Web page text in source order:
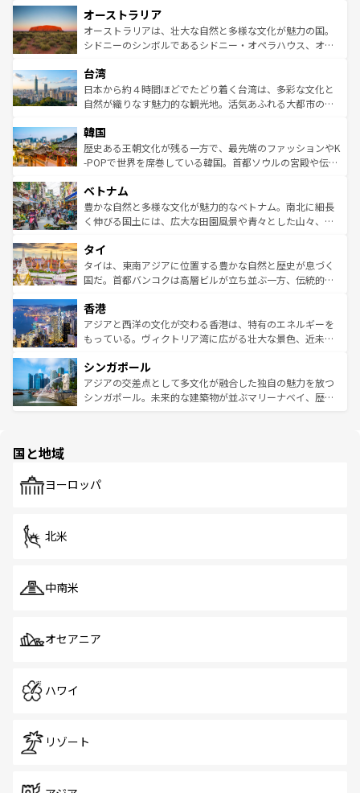
部のニューオーリンズでは、音楽と美食が融合した独特の
文化が魅力。旅行者はアメリカの各地域で異なる魅力を楽
しみながら、その多様性と豊かな歴史を感じることができ
ならではの贅沢な旅のスタイルだ。 なお、新着のアメリカ
情報はコンテンツ一覧を参照してほしい。
ワイ島は見逃せない。また、定番の観光地といえばオアフ
島だが、静かな自然を求めるならマウイ島やカウアイ島が
おすすめ。エメラルドグリーンに輝く海をはじめ、豊かな
れるおもてなしの心で訪れる人々を迎えてくれるハワイの
人々、おいしいローカルフードやハワイアンミュージッ
ク、伝統的なフラダンスなど、すべてがハワイの魅力を彩
ワイを、存分に味わってほしい。 なお、新着のハワイ情報
はコンテンツ一覧を参照してほしい。
オーストラリア
オーストラリアは、壮大な自然と多様な文化が魅力の国。
シドニーのシンボルであるシドニー・オペラハウス、オー
リアリーフや大陸中央部にそびえるウルル（エアーズロッ
ク）、タスマニアの美しい原生林やケアンズの熱帯雨林な
ど、見どころがたくさん。また、カフェやワイン、オージ
いる。アクティビティも充実しており、サーフィンやダイ
ビング、ハイキングなど、アウトドア好きにはたまらな
い。オーストラリアの多彩な魅力を存分に味わいつくそ
参照してほしい。
台湾
日本から約４時間ほどでたどり着く台湾は、多彩な文化と
自然が織りなす魅力的な観光地。活気あふれる大都市の台
ン）、静ひつな山岳地帯である台湾東部など、都市の喧騒
と山間の静けさが共存しており、訪れる人に新しい発見と
驚きをもたらしてくれる。また、奥深い台湾の食文化も魅
容にもいいと評判のスイーツなど、バラエティ豊かな料理
が味わえる。 なお、新着の台湾情報は コンテンツ一覧を参
照してほしい。
韓国
歴史ある王朝文化が残る一方で、最先端のファッションやK
-POPで世界を席巻している韓国。首都ソウルの宮殿や伝統
き、地方に足を延ばせば四季折々の自然美を楽しむことが
できる。そして、キムチや焼肉、絶品のストリートフード
まで、さまざまな韓国料理が待っている。夜には、韓国な
リティに包まれながら、韓国の多彩な魅力を心ゆくまで味
わってみてほしい。 なお、新着の韓国情報はコンテンツ一
覧を参照してほしい。
ベトナム
豊かな自然と多様な文化が魅力的なベトナム。南北に細長
く伸びる国土には、広大な田園風景や青々とした山々、世
急速な発展と共に伝統が息づく。ハノイの古い町並みやホ
ーチミン市のフランス統治時代の建物も、独特の雰囲気を
醸し出している。また、バラエティの豊かさとおいしさで
とつ。フォーやバインミー、ベトナムコーヒーなどは、ぜ
ひ現地で味わいたい。どの地域を訪れてもあたたかい人々
が旅行者を迎えてくれるので、きっと忘れられない旅にな
参照してほしい。
タイ
タイは、東南アジアに位置する豊かな自然と歴史が息づく
国だ。首都バンコクは高層ビルが立ち並ぶ一方、伝統的な
の活気が交差している。北部ではチェンマイなどの山岳地
帯で自然と触れ合い、南部ではプーケットやクラビの美し
いビーチでリゾート気分を楽しむことができる。タイ料理
激する。気候は一年中温暖で、どの季節にも異なる楽しみ
が待っている。親しみやすいタイの人々、仏教を中心とし
た文化、そして多様な観光資源が、訪れる旅人を魅了し続
香港
アジアと西洋の文化が交わる香港は、特有のエネルギーを
もっている。ヴィクトリア湾に広がる壮大な景色、近未来
み、どこを訪れても感動するはず。観光スポットが密集し
ており、効率よく見どころを回れるのも魅力。息をのむよ
うな絶景から文化的な体験まで、香港を存分に楽しみ尽く
シンガポール
アジアの交差点として多文化が融合した独自の魅力を放つ
シンガポール。未来的な建築物が並ぶマリーナベイ、歴史
で、ホーカーズは地元の風情を楽しめる外せないスポット
国と地域
ヨーロッパ
北米
中南米
オセアニア
ハワイ
リゾート